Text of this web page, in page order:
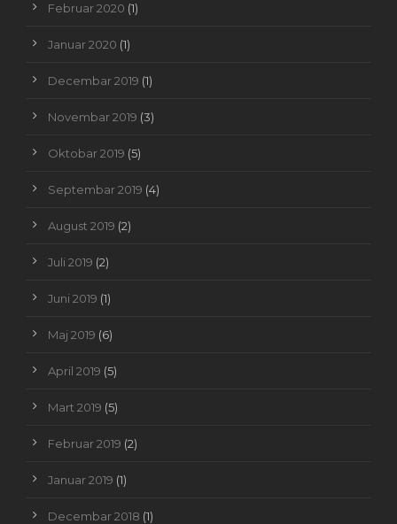
Februar 2020 (1)
Januar 2020 (1)
Decembar 2019 (1)
Novembar 2019 (3)
Oktobar 2019 (5)
Septembar 2019 (4)
August 2019 (2)
Juli 2019 (2)
Juni 2019 (1)
Maj 2019 (6)
April 2019 (5)
Mart 2019 (5)
Februar 2019 (2)
Januar 2019 (1)
Decembar 2018 (1)